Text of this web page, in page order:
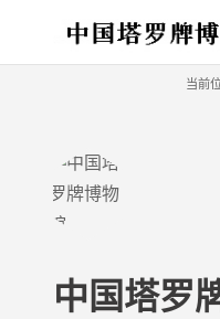
当前
中国塔罗